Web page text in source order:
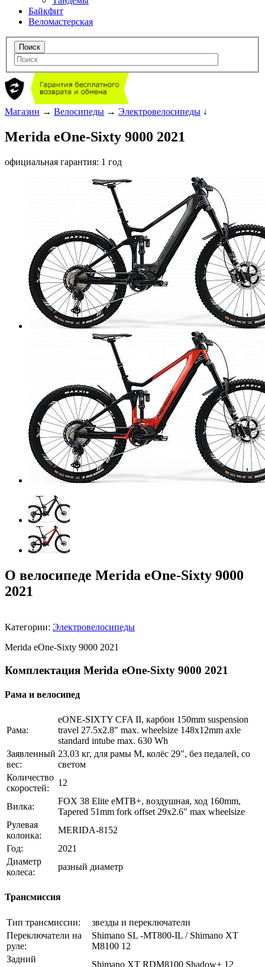
Байкфит
Веломастерская
Магазин → Велосипеды → Электровелосипеды ↓
Merida eOne-Sixty 9000 2021
официальная гарантия: 1 год
О велосипеде Merida eOne-Sixty 9000
2021
Категории: Электровелосипеды
Merida eOne-Sixty 9000 2021
Комплектация Merida eOne-Sixty 9000 2021
Рама и велосипед
Рама:
eONE-SIXTY CFA II, карбон 150mm suspension
travel 27.5x2.8" max. wheelsize 148x12mm axle
standard intube max. 630 Wh
Заявленный
вес:
23.03 кг, для рамы М, колёс 29", без педалей, со
светом
Количество
скоростей:
12
Вилка:
FOX 38 Elite eMTB+, воздушная, ход 160mm,
Tapered 51mm fork offset 29x2.6" max wheelsize
Рулевая
колонка:
MERIDA-8152
Год:
2021
Диаметр
колеса:
разный диаметр
Трансмиссия
Тип трансмиссии:
звезды и переключатели
Переключатели на
руле:
Shimano SL -MT800-IL / Shimano XT
M8100 12
Задний
Shimano XT RDM8100 Shadow+ 12